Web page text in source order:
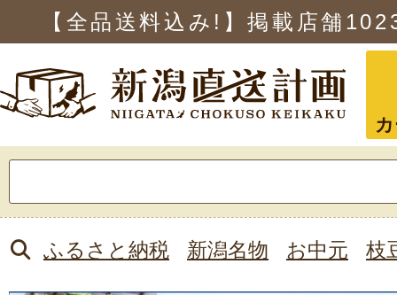
【全品送料込み!】掲載店舗
索:
ふるさと納税 新潟名物 お中元 枝